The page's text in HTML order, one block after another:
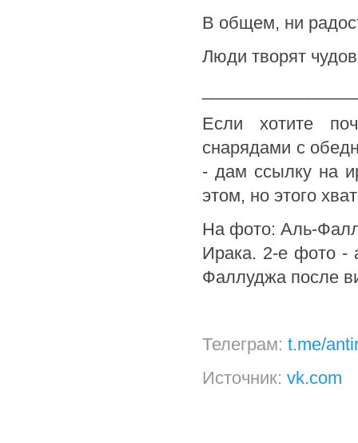
В общем, ни
Люди творят
Если хотите
снарядами с
- дам ссылку на
этом, но этого
На фото: Аль-
Ирака. 2-е фото -
Фаллуджа после
Телеграм: t.me/
Источник: vk.com